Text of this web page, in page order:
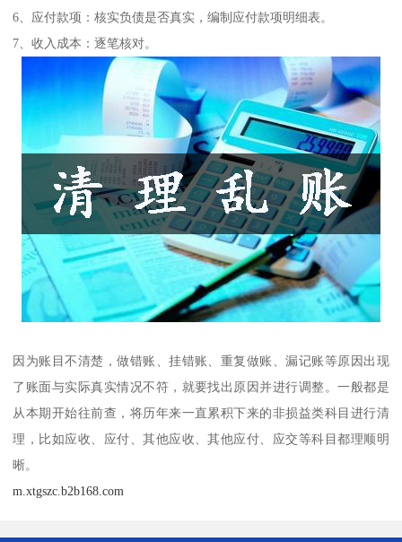
6、应付款项：核实负债是否真实，编制应付款项明细表。
7、收入成本：逐笔核对。
因为账目不清楚，做错账、挂错账、重复做账、漏记账等原因出现
了账面与实际真实情况不符，就要找出原因并进行调整。一般都是
从本期开始往前查，将历年来一直累积下来的非损益类科目进行清
理，比如应收、应付、其他应收、其他应付、应交等科目都理顺明
晰。
m.xtgszc.b2b168.com